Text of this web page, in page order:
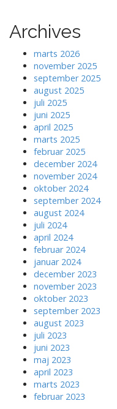
Archives
marts 2026
november 2025
september 2025
august 2025
juli 2025
juni 2025
april 2025
marts 2025
februar 2025
december 2024
november 2024
oktober 2024
september 2024
august 2024
juli 2024
april 2024
februar 2024
januar 2024
december 2023
november 2023
oktober 2023
september 2023
august 2023
juli 2023
juni 2023
maj 2023
april 2023
marts 2023
februar 2023